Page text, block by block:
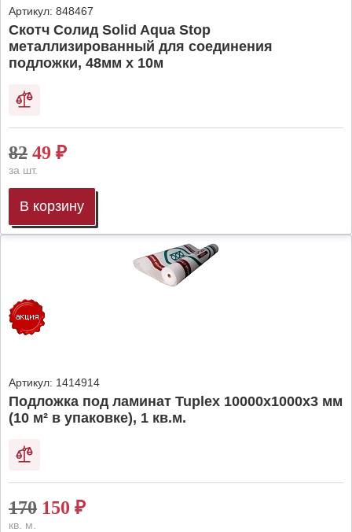
Артикул: 848467
Скотч Солид Solid Aqua Stop
металлизированный для соединения
подложки, 48мм х 10м
82 49 ₽
за шт.
В корзину
Артикул: 1414914
Подложка под ламинат Tuplex 10000x1000x3 мм
(10 м² в упаковке), 1 кв.м.
170 150 ₽
кв. м.